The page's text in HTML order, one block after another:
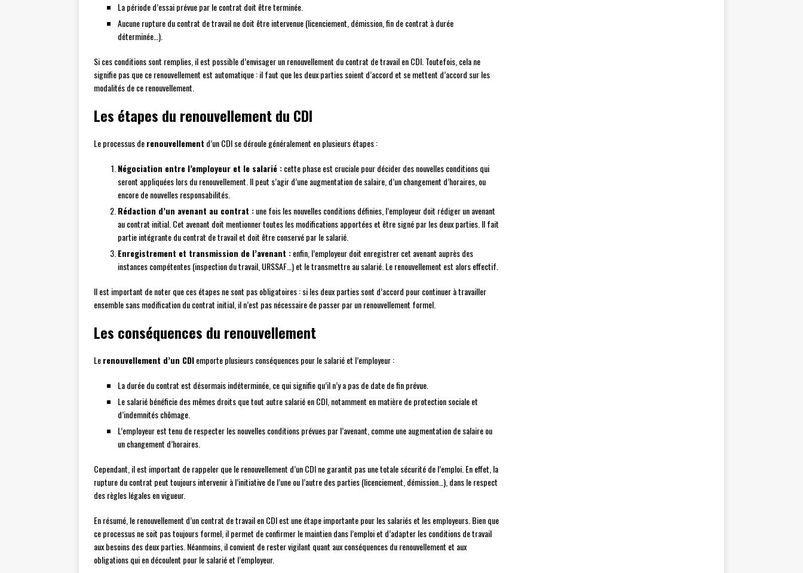
La période d’essai prévue par le contrat doit être terminée.
Aucune rupture du contrat de travail ne doit être intervenue (licenciement, démission, fin de contrat à durée
déterminée…).
Si ces conditions sont remplies, il est possible d’envisager un renouvellement du contrat de travail en CDI. Toutefois, cela ne
signifie pas que ce renouvellement est automatique : il faut que les deux parties soient d’accord et se mettent d’accord sur les
modalités de ce renouvellement.
Les étapes du renouvellement du CDI
Le processus derenouvellement d’un CDI se déroule généralement en plusieurs étapes :
Négociation entre l’employeur et le salarié :cette phase est cruciale pour décider des nouvelles conditions qui
seront appliquées lors du renouvellement. Il peut s’agir d’une augmentation de salaire, d’un changement d’horaires, ou
encore de nouvelles responsabilités.
Rédaction d’un avenant au contrat :une fois les nouvelles conditions définies, l’employeur doit rédiger un avenant
au contrat initial. Cet avenant doit mentionner toutes les modifications apportées et être signé par les deux parties. Il fait
partie intégrante du contrat de travail et doit être conservé par le salarié.
Enregistrement et transmission de l’avenant :enfin, l’employeur doit enregistrer cet avenant auprès des
instances compétentes (inspection du travail, URSSAF…) et le transmettre au salarié. Le renouvellement est alors effectif.
Il est important de noter que ces étapes ne sont pas obligatoires : si les deux parties sont d’accord pour continuer à travailler
ensemble sans modification du contrat initial, il n’est pas nécessaire de passer par un renouvellement formel.
Les conséquences du renouvellement
Lerenouvellement d’un CDIemporte plusieurs conséquences pour le salarié et l’employeur :
La durée du contrat est désormais indéterminée, ce qui signifie qu’il n’y a pas de date de fin prévue.
Le salarié bénéficie des mêmes droits que tout autre salarié en CDI, notamment en matière de protection sociale et
d’indemnités chômage.
L’employeur est tenu de respecter les nouvelles conditions prévues par l’avenant, comme une augmentation de salaire ou
un changement d’horaires.
Cependant, il est important de rappeler que le renouvellement d’un CDI ne garantit pas une totale sécurité de l’emploi. En effet, la
rupture du contrat peut toujours intervenir à l’initiative de l’une ou l’autre des parties (licenciement, démission…), dans le respect
des règles légales en vigueur.
En résumé, le renouvellement d’un contrat de travail en CDI est une étape importante pour les salariés et les employeurs. Bien que
ce processus ne soit pas toujours formel, il permet de confirmer le maintien dans l’emploi et d’adapter les conditions de travail
aux besoins des deux parties. Néanmoins, il convient de rester vigilant quant aux conséquences du renouvellement et aux
obligations qui en découlent pour le salarié et l’employeur.